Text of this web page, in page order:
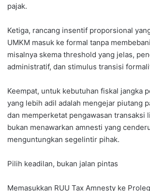
pajak.
Ketiga, rancang insentif proporsional
UMKM masuk ke formal tanpa
misalnya skema threshold yang jelas,
administratif, dan stimulus transisi
Keempat, untuk kebutuhan fiskal jangka
yang lebih adil adalah mengejar piutang
dan memperketat pengawasan transaksi
bukan menawarkan amnesti yang
menguntungkan segelintir pihak.
Pilih keadilan, bukan jalan pintas
Memasukkan RUU Tax Amnesty ke